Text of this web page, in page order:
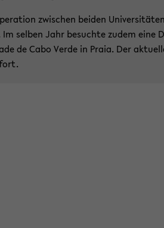
zwi­schen bei­den
sel­ben Jahr be­such­te zudem eine
de Cabo Verde in Praia. Der